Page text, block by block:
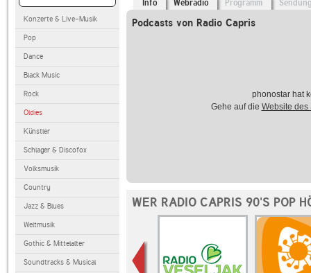
Konzerte & Live-Musik
Pop
Dance
Black Music
Rock
Oldies
Künstler
Schlager & Discofox
Volksmusik
Country
Jazz & Blues
Weltmusik
Gothic & Mittelalter
Soundtracks & Musical
Info Webradio Programm
Podcasts von Radio Capris
phonostar hat
Gehe auf die Website des
WER RADIO CAPRIS 90'S POP